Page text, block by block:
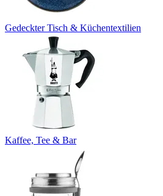
Gedeckter Tisch & Küchentextilien
Kaffee, Tee & Bar